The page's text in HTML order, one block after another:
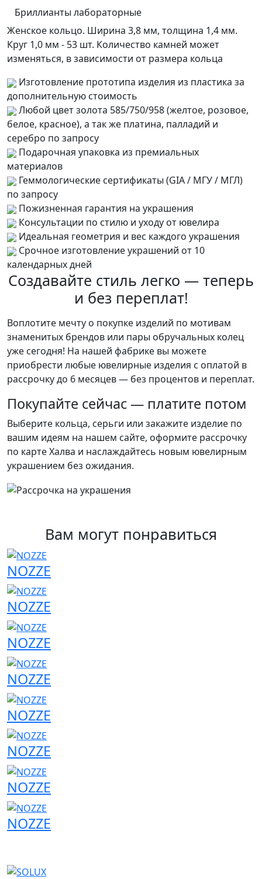
Бриллианты лабораторные
Женское кольцо. Ширина 3,8 мм, толщина 1,4 мм.
Круг 1,0 мм - 53 шт. Количество камней может
изменяться, в зависимости от размера кольца
Изготовление прототипа изделия из пластика за
дополнительную стоимость
Любой цвет золота 585/750/958 (желтое, розовое,
белое, красное), а так же платина, палладий и
серебро по запросу
Подарочная упаковка из премиальных
материалов
Геммологические сертификаты (GIA / МГУ / МГЛ)
по запросу
Пожизненная гарантия на украшения
Консультации по стилю и уходу от ювелира
Идеальная геометрия и вес каждого украшения
Срочное изготовление украшений от 10
календарных дней
Создавайте стиль легко — теперь
и без переплат!
Воплотите мечту о покупке изделий по мотивам
знаменитых брендов или пары обручальных колец
уже сегодня! На нашей фабрике вы можете
приобрести любые ювелирные изделия с оплатой в
рассрочку до 6 месяцев — без процентов и переплат.
Покупайте сейчас — платите потом
Выберите кольца, серьги или закажите изделие по
вашим идеям на нашем сайте, оформите рассрочку
по карте Халва и наслаждайтесь новым ювелирным
украшением без ожидания.
Вам могут понравиться
NOZZE
NOZZE
NOZZE
NOZZE
NOZZE
NOZZE
NOZZE
NOZZE